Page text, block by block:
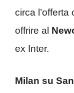
circa l’offerta
offrire al
ex Inter.
Milan su